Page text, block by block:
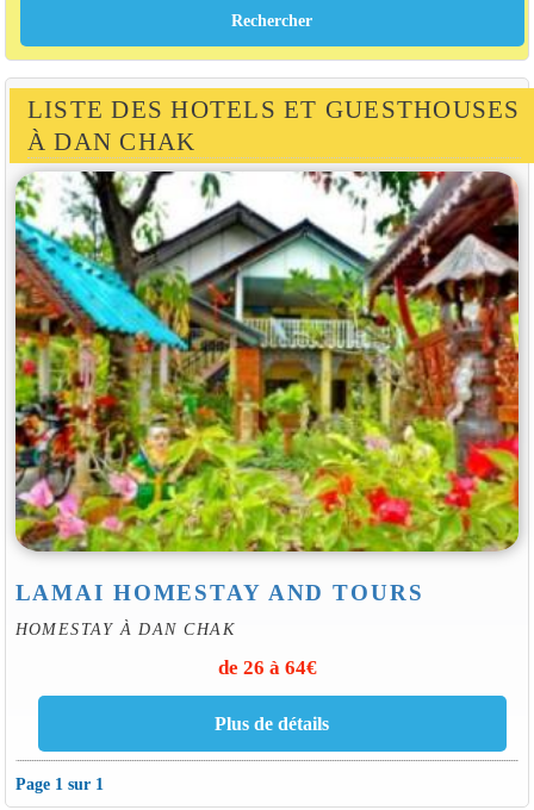
LISTE DES HOTELS ET GUESTHOUSES
À DAN CHAK
LAMAI HOMESTAY AND TOURS
HOMESTAY À DAN CHAK
de 26 à 64€
Page 1 sur 1